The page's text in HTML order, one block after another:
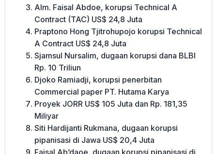
Alm. Faisal Abdoe, korupsi Technical A
Contract (TAC) US$ 24,8 Juta
Praptono Hong Tjitrohupojo korupsi Technical
A Contract US$ 24,8 Juta
Sjamsul Nursalim, dugaan korupsi dana BLBI
Rp. 10 Triliun
Djoko Ramiadji, korupsi penerbitan
Commercial paper PT. Hutama Karya
Proyek JORR US$ 105 Juta dan Rp. 181,35
Miliyar
Siti Hardijanti Rukmana, dugaan korupsi
pipanisasi di Jawa US$ 20,4 Juta